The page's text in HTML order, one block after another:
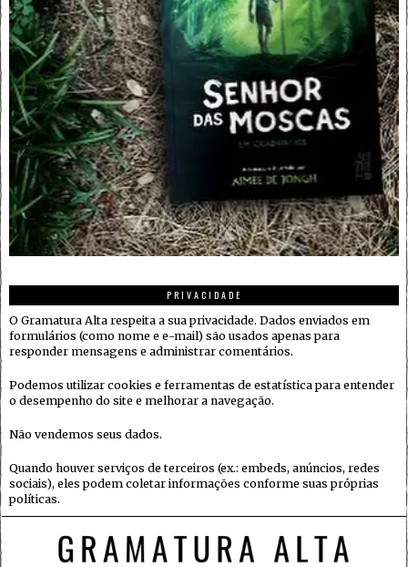
PRIVACIDADE
O Gramatura Alta respeita a sua privacidade. Dados enviados em
formulários (como nome e e-mail) são usados apenas para
responder mensagens e administrar comentários.
Podemos utilizar cookies e ferramentas de estatística para entender
o desempenho do site e melhorar a navegação.
Não vendemos seus dados.
Quando houver serviços de terceiros (ex.: embeds, anúncios, redes
sociais), eles podem coletar informações conforme suas próprias
políticas.